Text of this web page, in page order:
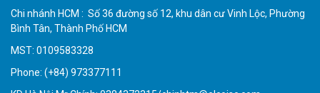
Chi nhánh HCM : Số 36 đường số 12, khu dân cư Vinh Lộc, Phường
Bình Tân, Thành Phố HCM
MST: 0109583328
Phone: (+84) 973377111